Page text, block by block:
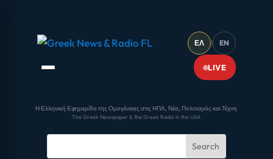
ΕΛ | EN
LIVE
Η Ελληνική Εφημερίδα της Ομογένειας στις ΗΠΑ, Νέα, Πολιτισμός και Τέχνη
The Greek Newspaper & the Greek Radio in the USA